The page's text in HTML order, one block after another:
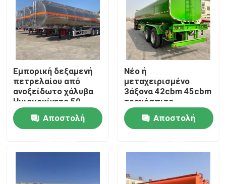
Σπίτι
Βίντεο
Εμπορική δεξαμενή
πετρελαίου από
ανοξείδωτο χάλυβα
Ημιαμοκίνητο 50
τετραγωνικών
δεξαμενών υγρού
Φορτηγό μεταφορικό
Αποστολή
Νέο ή
μεταχειρισμένο
3άξονα 42cbm 45cbm
τροχόσπιτο
πετρελαϊκού
δεξαμενόπλοιου
Αποστολή